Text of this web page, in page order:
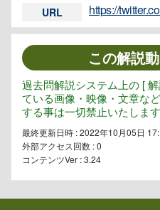
URL https://
この解説
過去問解説システム上の [
ている画像・映像・文章な
する事は一切禁止いたします
最終更新日時 : 2022年10月05日
外部アクセス回数 :0
コンテンツVer : 3.24